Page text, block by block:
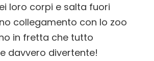
loro corpi e salta fuori
collegamento con lo zoo
in fretta che tutto
davvero divertente!